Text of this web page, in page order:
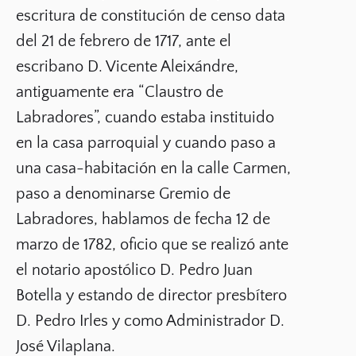
escritura de constitución de censo data
del 21 de febrero de 1717, ante el
escribano D. Vicente Aleixándre,
antiguamente era “Claustro de
Labradores”, cuando estaba instituido
en la casa parroquial y cuando paso a
una casa-habitación en la calle Carmen,
paso a denominarse Gremio de
Labradores, hablamos de fecha 12 de
marzo de 1782, oficio que se realizó ante
el notario apostólico D. Pedro Juan
Botella y estando de director presbítero
D. Pedro Irles y como Administrador D.
José Vilaplana.